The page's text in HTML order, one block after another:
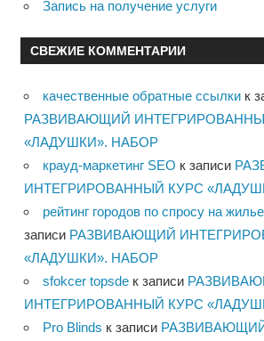
Запись на получение услуги
СВЕЖИЕ КОММЕНТАРИИ
качественные обратные ссылки к
РАЗВИВАЮЩИЙ
«ЛАДУШКИ». НАБОР
крауд-маркетинг SEO к записи
ИНТЕГРИРОВАННЫЙ КУРС
рейтинг городов по спросу на
записи РАЗВИВАЮЩИЙ
«ЛАДУШКИ». НАБОР
sfokcer topsde к записи
ИНТЕГРИРОВАННЫЙ КУРС
Pro Blinds к записи